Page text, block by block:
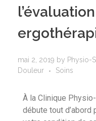
mai 2, 2019 by Physio-
Douleur
Soins
À la Clinique
débute tout d’abord